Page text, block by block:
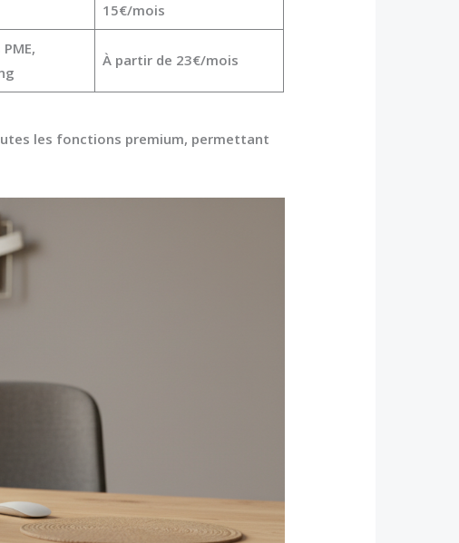
15€/mois
À partir de 23€/mois
les fonctions premium, permettant